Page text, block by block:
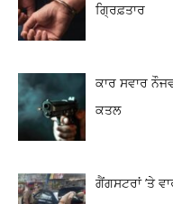
ਗ੍ਰਿਫ਼ਤਾਰ
ਕਾਰ ਸਵਾਰ
ਕਤਲ
ਗੈਂਗਸਟਰਾਂ ’ਤੇ